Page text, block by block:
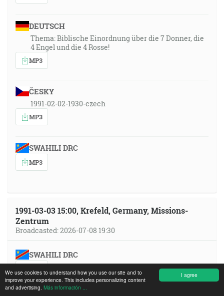
I agree
We use cookies to understand how you use our site and to
improve your experience. This includes personalizing content
and advertising. Más información ...
DEUTSCH
Thema: Biblische Einordnung über die 7 Donner, die
4 Engel und die 4 Rosse!
MP3
ČESKY
1991-02-02-1930-czech
MP3
SWAHILI DRC
MP3
1991-03-03 15:00, Krefeld, Germany, Missions-
Zentrum
Broadcasted: 2026-07-08 19:30
SWAHILI DRC
MP3